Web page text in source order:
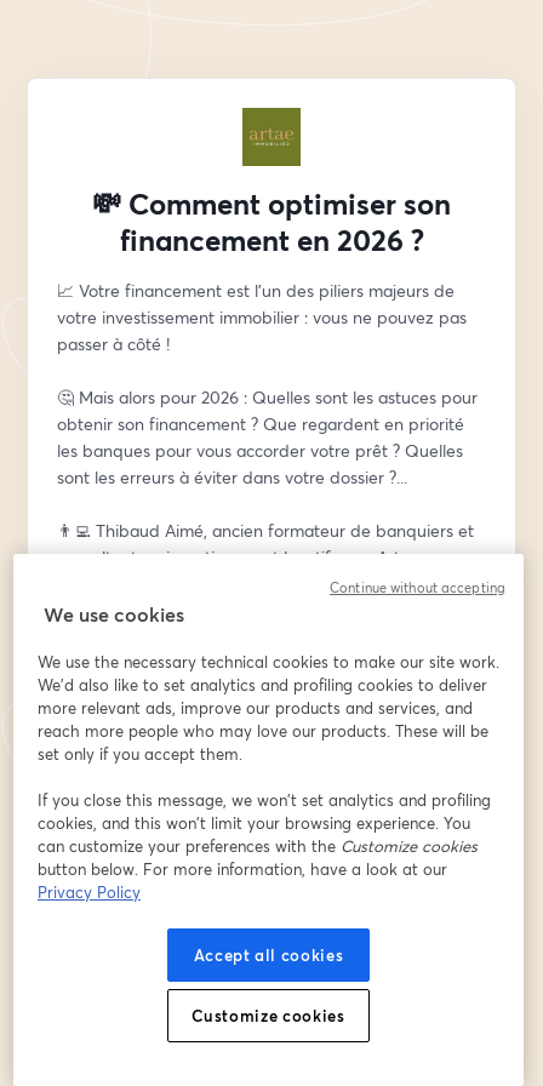
💸 Comment optimiser son
financement en 2026 ?
📈 Votre financement est l'un des piliers majeurs de
votre investissement immobilier : vous ne pouvez pas
passer à côté !
🤔 Mais alors pour 2026 : Quelles sont les astuces pour
obtenir son financement ? Que regardent en priorité
les banques pour vous accorder votre prêt ? Quelles
sont les erreurs à éviter dans votre dossier ?...
👨‍💻 Thibaud Aimé, ancien formateur de banquiers et
consultant en investissement locatif pour Artae
immobilier, vous partage tout ce qu'il faut savoir.
- Les ratios analysés par les banques
- Les techniques légales pour contourner les Normes
HCSF
- Les règles d'or pour obtenir un financement optimisé
- Les erreurs à ne pas faire dans le montage de votre
dossier
Inscrivez-vous pour tout savoir !
📅 Pas disponible à l’heure du webinaire ? Inscrivez-
vous quand même, et vous recevrez le replay par mail
pour le visionner dans vous le voulez.
We use cookies
We use the necessary technical cookies to make our site work.
We'd also like to set analytics and profiling cookies to deliver
more relevant ads, improve our products and services, and
reach more people who may love our products. These will be
set only if you accept them.
If you close this message, we won’t set analytics and profiling
cookies, and this won’t limit your browsing experience. You
can customize your preferences with the Customize cookies
button below. For more information, have a look at our
Privacy Policy
Accept all cookies
Customize cookies
Continue without accepting